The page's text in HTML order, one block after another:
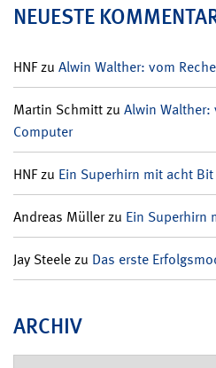
NEUESTE
HNFzu Alwin Walther: vom
Martin Schmittzu Alwin Walther:
Computer
HNFzu Ein Superhirn mit acht Bit
Andreas Müllerzu Ein Superhirn
Jay Steelezu Das erste
ARCHIV